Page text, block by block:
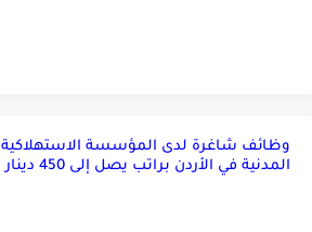
وظائف شاغرة لدى المؤسسة الاستهلاكية
المدنية في الأردن براتب يصل إلى 450 دينار